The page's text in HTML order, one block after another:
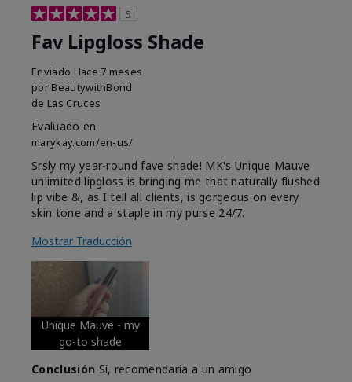
5
Fav Lipgloss Shade
Enviado Hace 7 meses
por BeautywithBond
de Las Cruces
Evaluado en
marykay.com/en-us/
Srsly my year-round fave shade! MK's Unique Mauve
unlimited lipgloss is bringing me that naturally flushed
lip vibe &, as I tell all clients, is gorgeous on every
skin tone and a staple in my purse 24/7.
Mostrar Traducción
Unique Mauve - my
go-to shade
Conclusión Sí, recomendaría a un amigo